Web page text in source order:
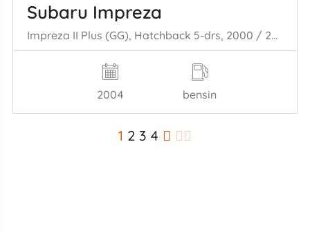
Subaru Impreza
Impreza II Plus (GG), Hatchback 5-drs, 2000 / 2010 1.6 16V TS 4x4
2004 bensin
1 2 3 4